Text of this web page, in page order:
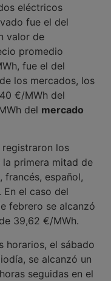
eléctricos
fue el del
valor de
promedio
fue el del
los mercados, los
€/MWh del
del mercado
los
primera mitad de
francés, español,
el caso del
febrero se alcanzó
39,62 €/MWh.
horarios, el sábado
se alcanzó un
seguidas en el